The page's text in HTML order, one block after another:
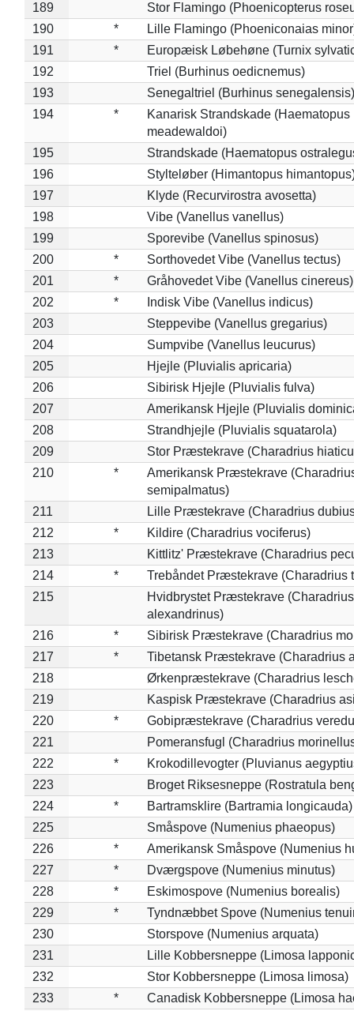
189
Stor Flamingo (Phoenicopterus
190
*
Lille Flamingo (Phoeniconaias
191
*
Europæisk Løbehøne (Turnix
192
Triel (Burhinus oedicnemus)
193
Senegaltriel (Burhinus senegalensis)
194
*
Kanarisk Strandskade (Haematopus
meadewaldoi)
195
Strandskade (Haematopus
196
Stylteløber (Himantopus
197
Klyde (Recurvirostra avosetta)
198
Vibe (Vanellus vanellus)
199
Sporevibe (Vanellus spinosus)
200
*
Sorthovedet Vibe (Vanellus tectus)
201
*
Gråhovedet Vibe (Vanellus cinereus)
202
*
Indisk Vibe (Vanellus indicus)
203
Steppevibe (Vanellus gregarius)
204
Sumpvibe (Vanellus leucurus)
205
Hjejle (Pluvialis apricaria)
206
Sibirisk Hjejle (Pluvialis fulva)
207
Amerikansk Hjejle (Pluvialis
208
Strandhjejle (Pluvialis squatarola)
209
Stor Præstekrave (Charadrius
210
*
Amerikansk Præstekrave
semipalmatus)
211
Lille Præstekrave (Charadrius
212
*
Kildire (Charadrius vociferus)
213
Kittlitz' Præstekrave (Charadrius
214
*
Trebåndet Præstekrave (Charadrius
215
Hvidbrystet Præstekrave (Charadrius
alexandrinus)
216
*
Sibirisk Præstekrave (Charadrius
217
*
Tibetansk Præstekrave (Charadrius
218
Ørkenpræstekrave (Charadrius
219
Kaspisk Præstekrave (Charadrius
220
*
Gobipræstekrave (Charadrius
221
Pomeransfugl (Charadrius
222
*
Krokodillevogter (Pluvianus
223
Broget Riksesneppe (Rostratula
224
*
Bartramsklire (Bartramia longicauda)
225
Småspove (Numenius phaeopus)
226
*
Amerikansk Småspove (Numenius
227
*
Dværgspove (Numenius minutus)
228
*
Eskimospove (Numenius borealis)
229
*
Tyndnæbbet Spove (Numenius
230
Storspove (Numenius arquata)
231
Lille Kobbersneppe (Limosa
232
Stor Kobbersneppe (Limosa limosa)
233
* Canadisk Kobbersneppe (Limosa